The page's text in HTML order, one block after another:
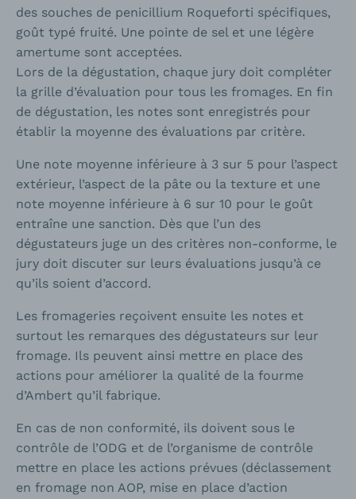
des souches de penicillium Roqueforti spécifiques,
goût typé fruité. Une pointe de sel et une légère
amertume sont acceptées.
Lors de la dégustation, chaque jury doit compléter
la grille d’évaluation pour tous les fromages. En fin
de dégustation, les notes sont enregistrés pour
établir la moyenne des évaluations par critère.
Une note moyenne inférieure à 3 sur 5 pour l’aspect
extérieur, l’aspect de la pâte ou la texture et une
note moyenne inférieure à 6 sur 10 pour le goût
entraîne une sanction. Dès que l’un des
dégustateurs juge un des critères non-conforme, le
jury doit discuter sur leurs évaluations jusqu’à ce
qu’ils soient d’accord.
Les fromageries reçoivent ensuite les notes et
surtout les remarques des dégustateurs sur leur
fromage. Ils peuvent ainsi mettre en place des
actions pour améliorer la qualité de la fourme
d’Ambert qu’il fabrique.
En cas de non conformité, ils doivent sous le
contrôle de l’ODG et de l’organisme de contrôle
mettre en place les actions prévues (déclassement
en fromage non AOP, mise en place d’action